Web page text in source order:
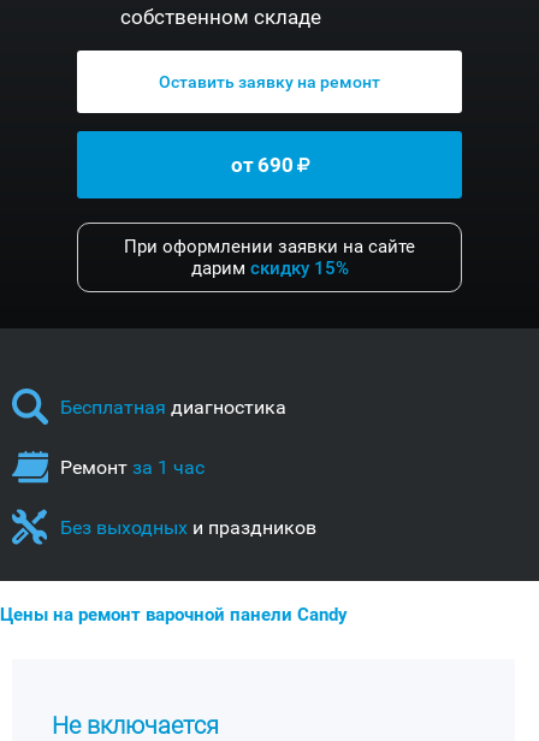
собственном складе
Оставить заявку на ремонт
от690
При оформлении заявки на сайте
дарим скидку 15%
Бесплатная диагностика
Ремонт за 1 час
Без выходных и праздников
Цены на ремонт варочной панели Candy
Не включается